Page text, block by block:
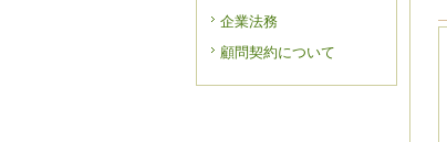
企業法務
顧問契約について